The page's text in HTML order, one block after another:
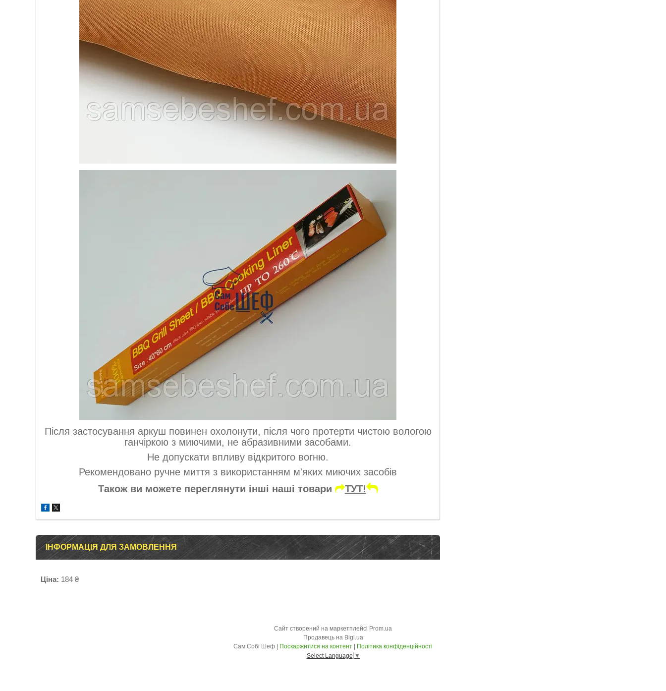
Після застосування аркуш повинен охолонути, після чого протерти чистою вологою
ганчіркою з миючими, не абразивними засобами.
Не допускати впливу відкритого вогню.
Рекомендовано ручне миття з використанням м'яких миючих засобів
Також ви можете переглянути інші наші товари
ТУТ!
ІНФОРМАЦІЯ ДЛЯ ЗАМОВЛЕННЯ
Ціна: 184 ₴
Сайт створений на маркетплейсі Prom.ua
Продавець на Bigl.ua
Поскаржитися на контент
Політика конфіденційності
Select Language ▼